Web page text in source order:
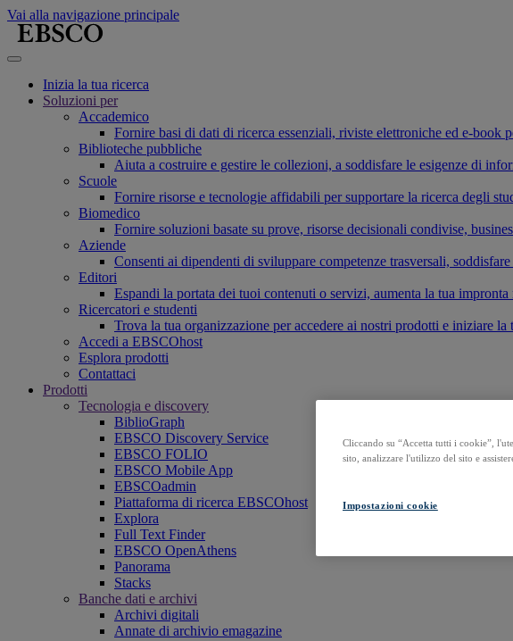
Vai alla navigazione principale
Inizia la tua ricerca
Soluzioni per
Accademico
Fornire basi di dati di ricerca essenziali, riviste elettroniche ed e-
Biblioteche pubbliche
Aiuta a costruire e gestire le collezioni, a soddisfare le esigenze di
Scuole
Fornire risorse e tecnologie affidabili per supportare la ricerca degli
Biomedico
Fornire soluzioni basate su prove, risorse decisionali condivise,
Aziende
Consenti ai dipendenti di sviluppare competenze trasversali,
Editori
Espandi la portata dei tuoi contenuti o servizi, aumenta la tua
Ricercatori e studenti
Trova la tua organizzazione per accedere ai nostri prodotti e iniziare la
Accedi a EBSCOhost
Esplora prodotti
Contattaci
Prodotti
Tecnologia e discovery
BiblioGraph
EBSCO Discovery Service
EBSCO FOLIO
EBSCO Mobile App
EBSCOadmin
Piattaforma di ricerca EBSCOhost
Explora
Full Text Finder
EBSCO OpenAthens
Panorama
Stacks
Banche dati e archivi
Archivi digitali
Annate di archivio emagazine
Cliccando su “Accetta tutti i cookie”,
sito, analizzare l'utilizzo del sito e
Impostazioni cookie